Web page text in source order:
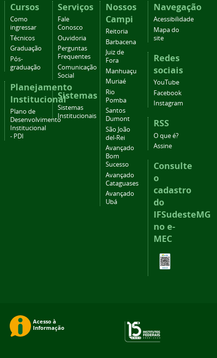
Cursos
Como
ingressar
Técnicos
Graduação
Pós-
graduação
Planejamento
Institucional
Plano de
Desenvolvimento
Institucional
- PDI
Serviços
Fale
Conosco
Ouvidoria
Perguntas
Frequentes
Comunicação
Social
Sistemas
Sistemas
Institucionais
Nossos
Campi
Reitoria
Barbacena
Juiz de
Fora
Manhuaçu
Muriaé
Rio
Pomba
Santos
Dumont
São João
del-Rei
Avançado
Bom
Sucesso
Avançado
Cataguases
Avançado
Ubá
Navegação
Acessibilidade
Mapa do
site
Redes
sociais
YouTube
Facebook
Instagram
RSS
O que é?
Assine
Consulte
o
cadastro
do
IFSudesteMG
no e-
MEC